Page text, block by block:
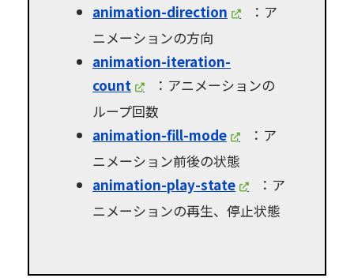
animation-direction
：ア
ニメーションの方向
animation-iteration-
count
：アニメーションの
ループ回数
animation-fill-mode
：ア
ニメーション前後の状態
animation-play-state
：ア
ニメーションの再生、停止状態